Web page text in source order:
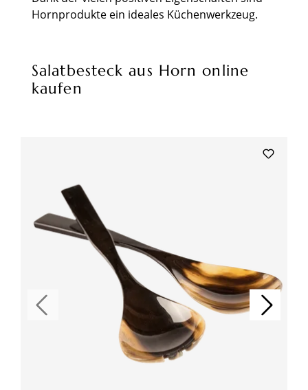
Hornprodukte ein ideales Küchenwerkzeug.
Salatbesteck aus Horn online
kaufen